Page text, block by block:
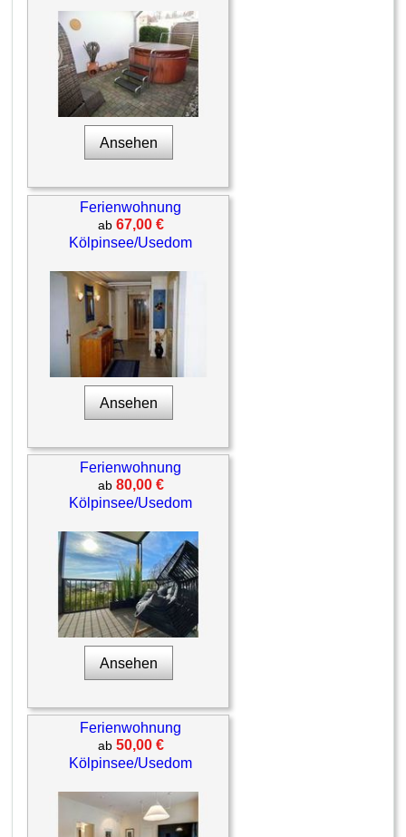
Ansehen
Ferienwohnung
ab 67,00 €
Kölpinsee/Usedom
Ansehen
Ferienwohnung
ab 80,00 €
Kölpinsee/Usedom
Ansehen
Ferienwohnung
ab 50,00 €
Kölpinsee/Usedom